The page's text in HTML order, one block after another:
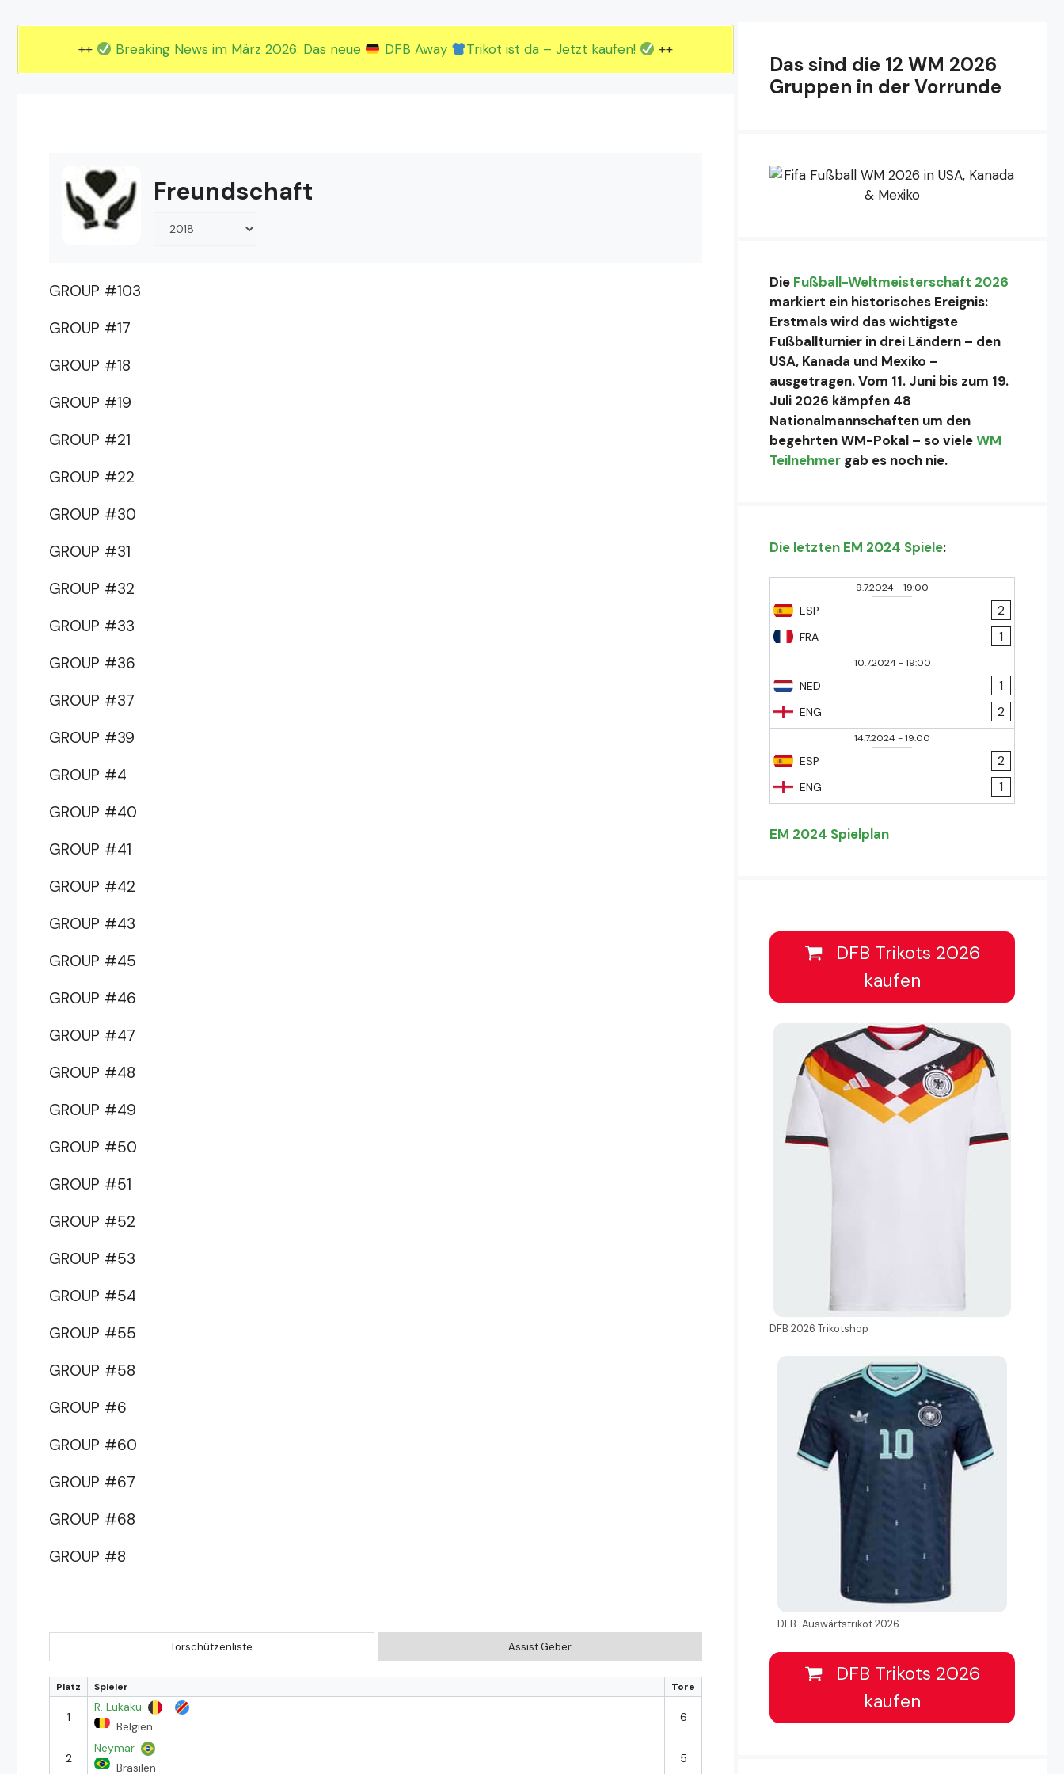
++ Breaking News im März 2026: Das neue DFB Away Trikot ist da – Jetzt kaufen! ++
Freundschaft
GROUP #103
GROUP #17
GROUP #18
GROUP #19
GROUP #21
GROUP #22
GROUP #30
GROUP #31
GROUP #32
GROUP #33
GROUP #36
GROUP #37
GROUP #39
GROUP #4
GROUP #40
GROUP #41
GROUP #42
GROUP #43
GROUP #45
GROUP #46
GROUP #47
GROUP #48
GROUP #49
GROUP #50
GROUP #51
GROUP #52
GROUP #53
GROUP #54
GROUP #55
GROUP #58
GROUP #6
GROUP #60
GROUP #67
GROUP #68
GROUP #8
Torschützenliste Assist Geber
Platz Spieler Tore
1
R. Lukaku
Belgien
6
2
Neymar
Brasilen
5
Das sind die 12 WM 2026
Gruppen in der Vorrunde
Die Fußball-Weltmeisterschaft 2026
markiert ein historisches Ereignis:
Erstmals wird das wichtigste
Fußballturnier in drei Ländern – den
USA, Kanada und Mexiko –
ausgetragen. Vom 11. Juni bis zum 19.
Juli 2026 kämpfen 48
Nationalmannschaften um den
begehrten WM-Pokal – so vieleWM
Teilnehmer gab es noch nie.
Die letzten EM 2024 Spiele:
9.7.2024-19:00
ESP
FRA
2
1
10.7.2024-19:00
NED
ENG
1
2
14.7.2024-19:00
ESP
ENG
2
1
EM 2024 Spielplan
DFB Trikots 2026
kaufen
DFB 2026 Trikotshop
DFB-Auswärtstrikot 2026
DFB Trikots 2026
kaufen